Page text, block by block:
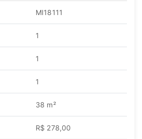
MI18111
1
1
1
38 m²
R$ 278,00